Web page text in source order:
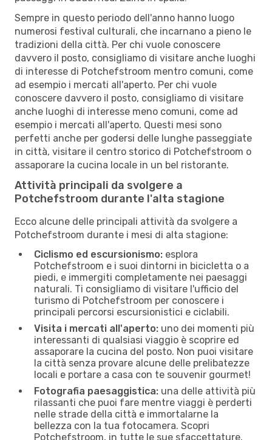
Sempre in questo periodo dell'anno hanno luogo
numerosi festival culturali, che incarnano a pieno le
tradizioni della città. Per chi vuole conoscere
davvero il posto, consigliamo di visitare anche luoghi
di interesse di Potchefstroom mentro comuni, come
ad esempio i mercati all'aperto. Per chi vuole
conoscere davvero il posto, consigliamo di visitare
anche luoghi di interesse meno comuni, come ad
esempio i mercati all'aperto. Questi mesi sono
perfetti anche per godersi delle lunghe passeggiate
in città, visitare il centro storico di Potchefstroom o
assaporare la cucina locale in un bel ristorante.
Attività principali da svolgere a
Potchefstroom durante l'alta stagione
Ecco alcune delle principali attività da svolgere a
Potchefstroom durante i mesi di alta stagione:
Ciclismo ed escursionismo: esplora
Potchefstroom e i suoi dintorni in bicicletta o a
piedi, e immergiti completamente nei paesaggi
naturali. Ti consigliamo di visitare l'ufficio del
turismo di Potchefstroom per conoscere i
principali percorsi escursionistici e ciclabili.
Visita i mercati all'aperto: uno dei momenti più
interessanti di qualsiasi viaggio è scoprire ed
assaporare la cucina del posto. Non puoi visitare
la città senza provare alcune delle prelibatezze
locali e portare a casa con te souvenir gourmet!
Fotografia paesaggistica: una delle attività più
rilassanti che puoi fare mentre viaggi è perderti
nelle strade della città e immortalarne la
bellezza con la tua fotocamera. Scopri
Potchefstroom, in tutte le sue sfaccettature.